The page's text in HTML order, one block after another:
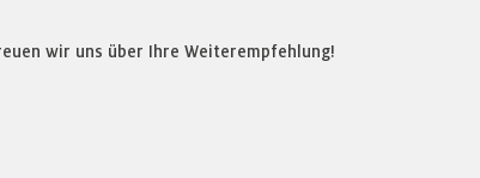
wir uns über Ihre Weiterempfehlung!